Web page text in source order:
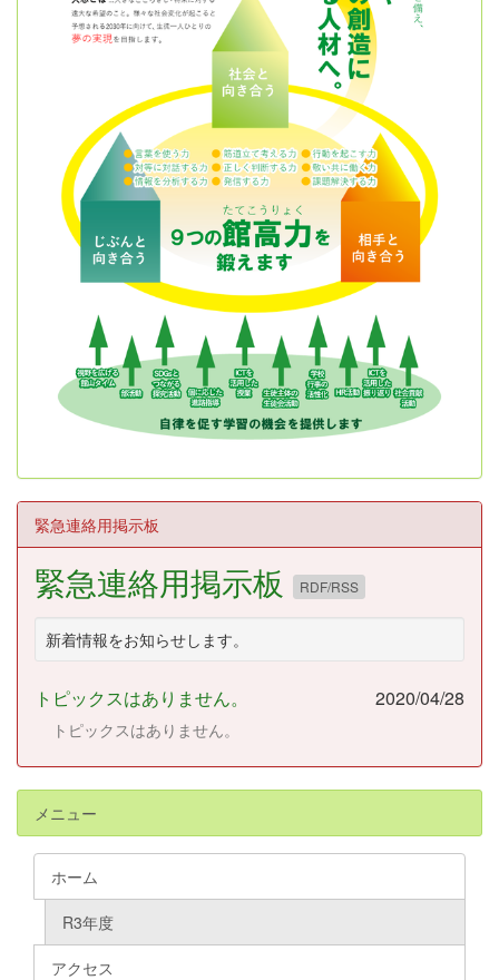
緊急連絡用掲示板
緊急連絡用掲示板 RDF/RSS
新着情報をお知らせします。
トピックスはありません。 2020/04/28
トピックスはありません。
メニュー
ホーム
R3年度
アクセス